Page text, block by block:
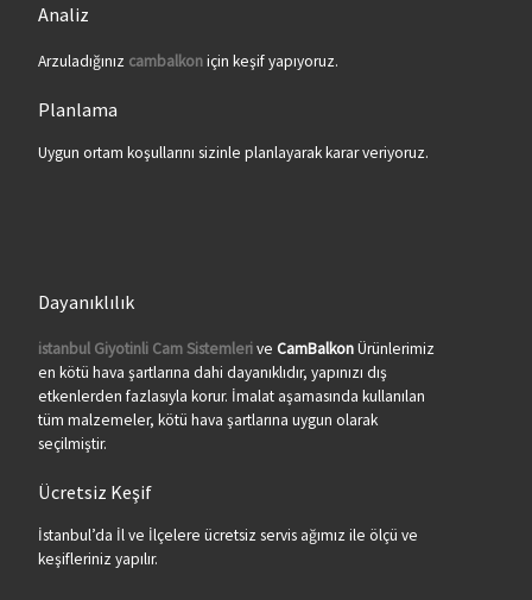
Analiz
Arzuladığınız cambalkoniçin keşif yapıyoruz.
Planlama
Uygun ortam koşullarını sizinle planlayarak karar veriyoruz.
Dayanıklılık
istanbul Giyotinli Cam Sistemlerive CamBalkonÜrünlerimiz
en kötü hava şartlarına dahi dayanıklıdır, yapınızı dış
etkenlerden fazlasıyla korur. İmalat aşamasında kullanılan
tüm malzemeler, kötü hava şartlarına uygun olarak
seçilmiştir.
Ücretsiz Keşif
İstanbul’da İl ve İlçelere ücretsiz servis ağımız ile ölçü ve
keşifleriniz yapılır.